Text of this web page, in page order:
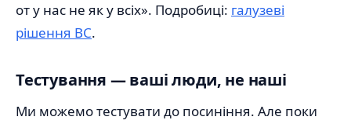
от у нас не як у всіх». Подробиці: галузеві
рішення BC.
Тестування — ваші люди, не наші
Ми можемо тестувати до посиніння. Але поки